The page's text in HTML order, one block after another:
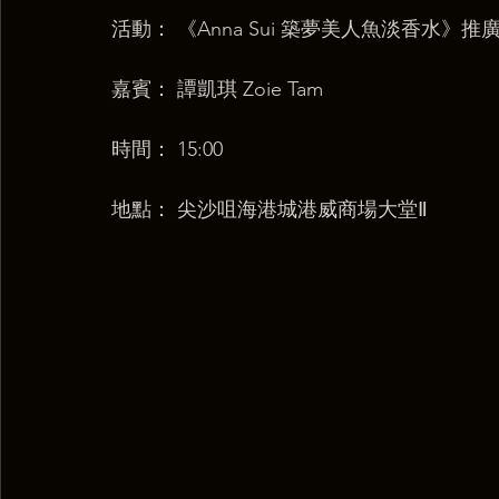
活動： 《Anna Sui 築夢美人魚淡香水》推
嘉賓： 譚凱琪 Zoie Tam
時間： 15:00
地點： 尖沙咀海港城港威商場大堂Ⅱ